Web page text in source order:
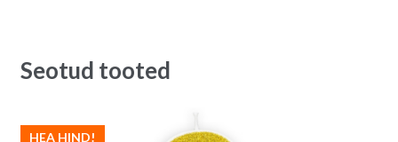
Seotud tooted
HEA HIND!